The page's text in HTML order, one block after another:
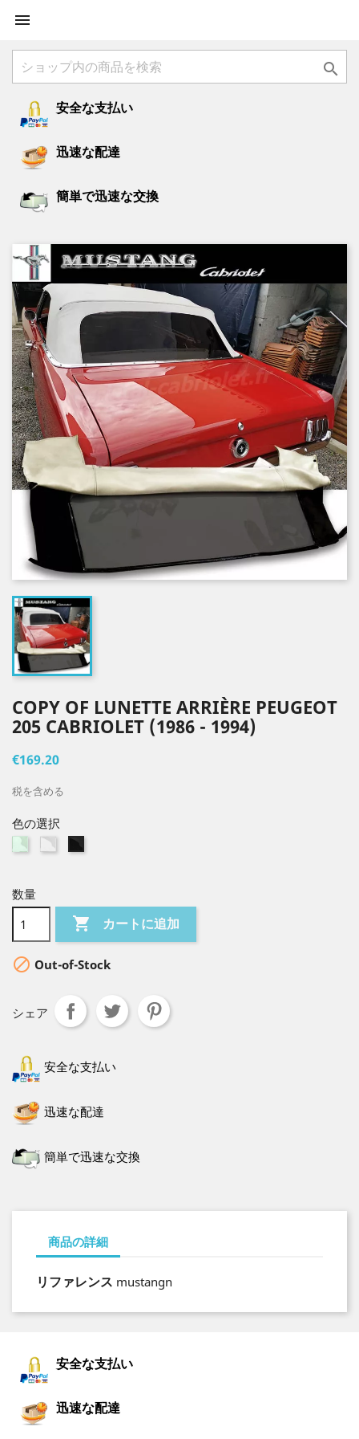


安全な支払い
迅速な配達
簡単で迅速な交換
COPY OF LUNETTE ARRIÈRE PEUGEOT
205 CABRIOLET (1986 - 1994)
€169.20
税を含める
色の選択
Verte Claire
数量
 カートに追加
 Out-of-Stock
シェア
安全な支払い
迅速な配達
簡単で迅速な交換
商品の詳細
リファレンス mustangn
安全な支払い
迅速な配達